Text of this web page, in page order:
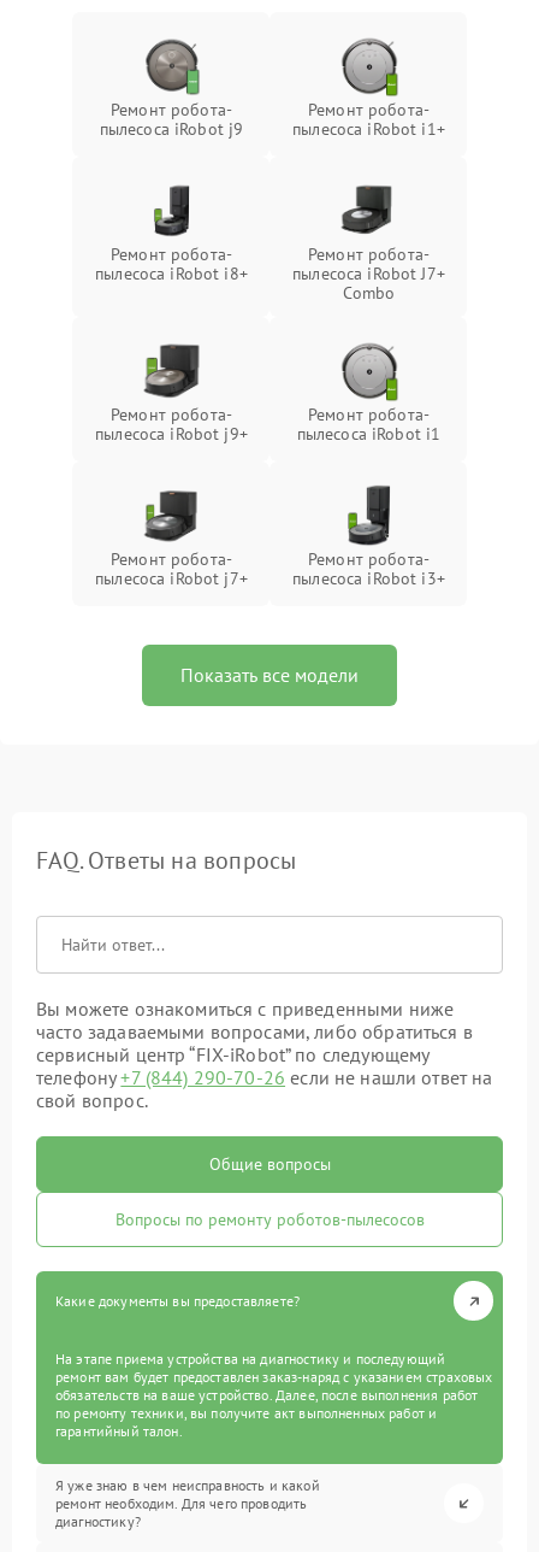
Ремонт робота-
пылесоса iRobot j9
Ремонт робота-
пылесоса iRobot i1+
Ремонт робота-
пылесоса iRobot i8+
Ремонт робота-
пылесоса iRobot J7+
Combo
Ремонт робота-
пылесоса iRobot j9+
Ремонт робота-
пылесоса iRobot i1
Ремонт робота-
пылесоса iRobot j7+
Ремонт робота-
пылесоса iRobot i3+
Показать все модели
FAQ. Ответы на вопросы
Вы можете ознакомиться с приведенными ниже
часто задаваемыми вопросами, либо обратиться в
сервисный центр “FIX-iRobot” по следующему
телефону+7 (844) 290-70-26 если не нашли ответ на
свой вопрос.
Общие вопросы
Вопросы по ремонту роботов-пылесосов
Какие документы вы предоставляете?
На этапе приема устройства на диагностику и последующий
ремонт вам будет предоставлен заказ-наряд с указанием страховых
обязательств на ваше устройство. Далее, после выполнения работ
по ремонту техники, вы получите акт выполненных работ и
гарантийный талон.
Я уже знаю в чем неисправность и какой
ремонт необходим. Для чего проводить
диагностику?